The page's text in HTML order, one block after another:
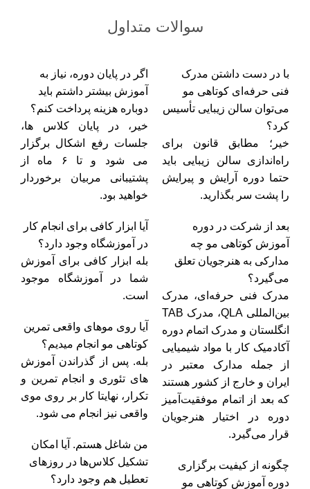
سوالات متداول
با در دست داشتن مدرک
فنی حرفه‌ای کوتاهی مو
می‌توان سالن زیبایی تأسیس
کرد؟‌
خیر؛ مطابق قانون برای
راه‌اندازی سالن زیبایی باید
حتما دوره آرایش و پیرایش
را پشت سر بگذارید.
بعد از شرکت در دوره
آموزش کوتاهی مو چه
مدارکی به هنرجویان تعلق
می‌گیرد؟
مدرک فنی حرفه‌ای، مدرک
بین‌المللی QLA، مدرک TAB
انگلستان و مدرک اتمام دوره
آکادمیک کار با مواد شیمیایی
از جمله مدارک معتبر در
ایران و خارج از کشور هستند
که بعد از اتمام موفقیت‌آمیز
دوره در اختیار هنرجویان
قرار می‌گیرد.
چگونه از کیفیت برگزاری
دوره آموزش کوتاهی مو
اگر در پایان دوره، نیاز به
آموزش بیشتر داشتم باید
دوباره هزینه پرداخت کنم؟
خیر، در پایان کلاس ها،
جلسات رفع اشکال برگزار
می شود و تا ۶ ماه از
پشتیبانی مربیان برخوردار
خواهید بود.
آیا ابزار کافی برای انجام کار
در آموزشگاه وجود دارد؟
بله ابزار کافی برای آموزش
شما در آموزشگاه موجود
است.
آیا روی موهای واقعی تمرین
کوتاهی مو انجام میدیم؟
بله. پس از گذراندن آموزش
های تئوری و انجام تمرین و
تکرار، نهایتا کار بر روی موی
واقعی نیز انجام می شود.
من شاغل هستم. آیا امکان
تشکیل کلاس‌ها در روزهای
تعطیل هم وجود دارد؟